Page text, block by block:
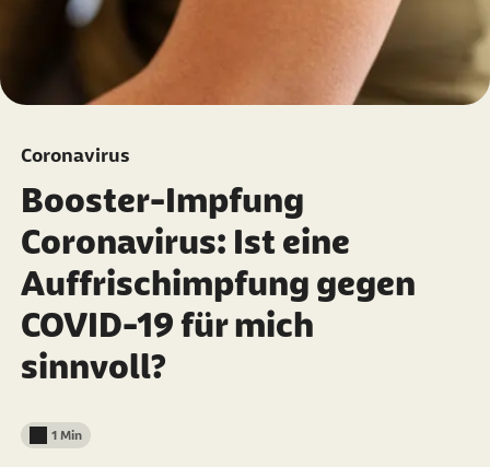
Coronavirus
Booster-Impfung
Coronavirus: Ist eine
Auffrischimpfung gegen
COVID-19 für mich
sinnvoll?
Lesedauer weniger als
1 Min